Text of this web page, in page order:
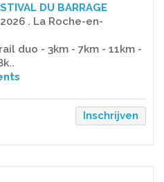
DU BARRAGE
. La Roche-en-
duo - 3km - 7km - 11km -
Inschrijven